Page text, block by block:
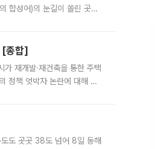
합성어)의 눈길이 쏠린 곳은
[종합]
재개발·재건축을 통한 주택
정책 엇박자 논란에 대해 정
도 곳곳 38도 넘어 8일 동해